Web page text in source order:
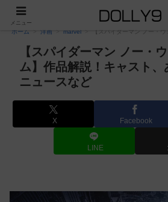
PR
ホーム 洋画 marvel 【スパイダーマン ノー・
【スパイダーマン ノー・
ム】作品解説！キャスト
ニュースなど
X Facebook
LINE
メニュー